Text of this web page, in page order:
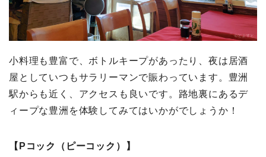
小料理も豊富で、ボトルキープがあったり、夜は居酒
屋としていつもサラリーマンで賑わっています。豊洲
駅からも近く、アクセスも良いです。路地裏にあるデ
ィープな豊洲を体験してみてはいかがでしょうか！
【Pコック（ピーコック）】